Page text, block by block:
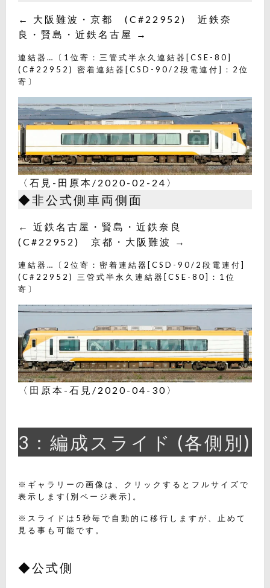
← 大阪難波・京都 (C#22952) 近鉄奈
良・賢島・近鉄名古屋 →
連結器…〔1位寄：三管式半永久連結器[CSE-80]
(C#22952) 密着連結器[CSD-90/2段電連付]：2位
寄〕
〈石見-田原本/2020-02-24〉
◆非公式側車両側面
← 近鉄名古屋・賢島・近鉄奈良
(C#22952) 京都・大阪難波 →
連結器…〔2位寄：密着連結器[CSD-90/2段電連付]
(C#22952) 三管式半永久連結器[CSE-80]：1位
寄〕
〈田原本-石見/2020-04-30〉
3：編成スライド (各側別)
※ギャラリーの画像は、クリックするとフルサイズで
表示します(別ページ表示)。
※スライドは5秒毎で自動的に移行しますが、止めて
見る事も可能です。
◆公式側